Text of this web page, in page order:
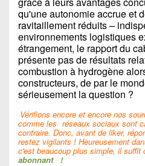
qu'une autonomie accrue et
ravitaillement réduits –
environnements logistiques
étrangement, le rapport du
présente pas de résultats
combustion à hydrogène
constructeurs, de par le
sérieusement la question ?
Vérifions encore et encore nos
comme les réseaux sociaux sont
contraire. Donc, avant de liker,
restez vigilants ! Heureusement
c'est beaucoup plus simple, il suffit
abonnant !